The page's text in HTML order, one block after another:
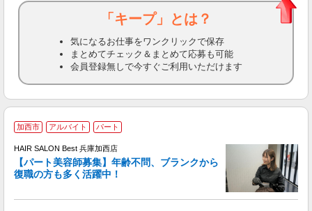
「キープ」とは？
気になるお仕事をワンクリックで保存
まとめてチェック＆まとめて応募も可能
会員登録無しで今すぐご利用いただけます
加西市 アルバイト パート
HAIR SALON Best 兵庫加西店
【パート美容師募集】年齢不問、ブランクから
復職の方も多く活躍中！